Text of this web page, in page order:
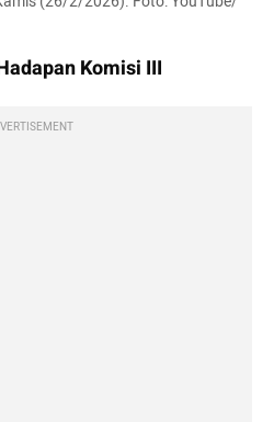
Komisi III